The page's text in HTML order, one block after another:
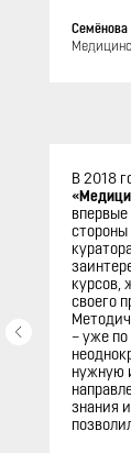
Семёнова
В 2018
стороны
курсов,
своего
– уже по
нужную
знания